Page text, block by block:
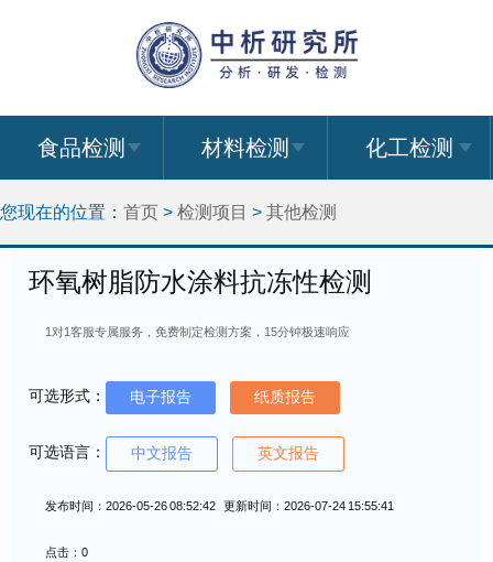
食品检测 材料检测 化工检测
您现在的位置： 首页 > 检测项目 > 其他检测
环氧树脂防水涂料抗冻性检测
1对1客服专属服务，免费制定检测方案，15分钟极速响应
可选形式： 电子报告 纸质报告
可选语言： 中文报告 英文报告
发布时间：2026-05-26 08:52:42 更新时间：2026-07-24 15:55:41
点击：0